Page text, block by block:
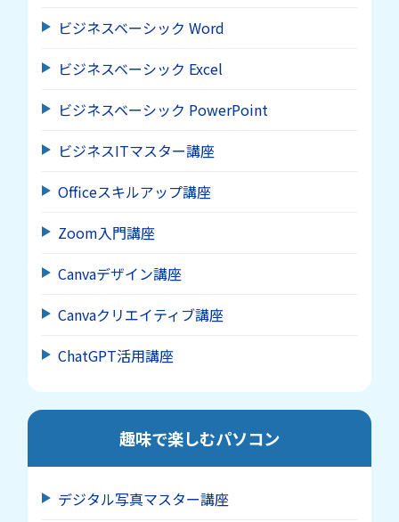
ビジネスベーシック Word
ビジネスベーシック Excel
ビジネスベーシック PowerPoint
ビジネスITマスター講座
Officeスキルアップ講座
Zoom入門講座
Canvaデザイン講座
Canvaクリエイティブ講座
ChatGPT活用講座
趣味で楽しむパソコン
デジタル写真マスター講座